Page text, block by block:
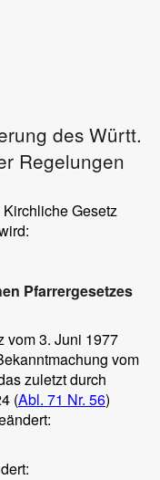
des Württ.
Regelungen
Gesetz
Pfarrergesetzes
vom 3. Juni 1977
vom
zuletzt durch
(Abl. 71 Nr. 56)